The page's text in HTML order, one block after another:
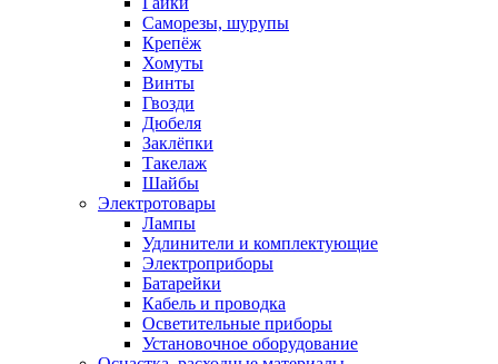
Саморезы, шурупы
Крепёж
Хомуты
Винты
Гвозди
Дюбеля
Заклёпки
Такелаж
Шайбы
Электротовары
Лампы
Удлинители и комплектующие
Электроприборы
Батарейки
Кабель и проводка
Осветительные приборы
Установочное оборудование